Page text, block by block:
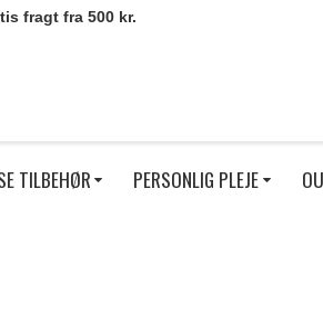
fragt fra 500 kr.
TILBEHØR PERSONLIG PLEJE